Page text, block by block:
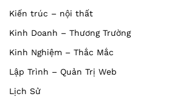
Kiến trúc – nội thất
Kinh Doanh – Thương Trường
Kinh Nghiệm – Thắc Mắc
Lập Trình – Quản Trị Web
Lịch Sử